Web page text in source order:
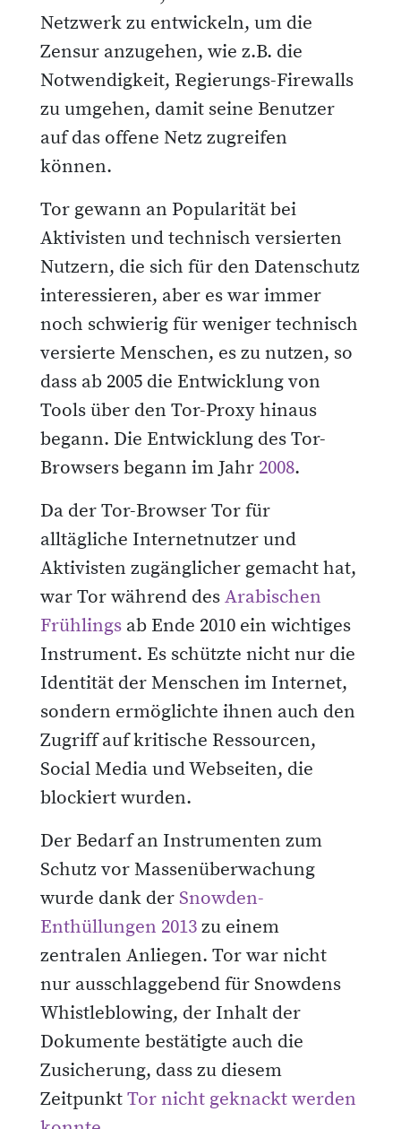
Netzwerk zu entwickeln, um die
Zensur anzugehen, wie z.B. die
Notwendigkeit, Regierungs-Firewalls
zu umgehen, damit seine Benutzer
auf das offene Netz zugreifen
können.
Tor gewann an Popularität bei
Aktivisten und technisch versierten
Nutzern, die sich für den Datenschutz
interessieren, aber es war immer
noch schwierig für weniger technisch
versierte Menschen, es zu nutzen, so
dass ab 2005 die Entwicklung von
Tools über den Tor-Proxy hinaus
begann. Die Entwicklung des Tor-
Browsers begann im Jahr 2008.
Da der Tor-Browser Tor für
alltägliche Internetnutzer und
Aktivisten zugänglicher gemacht hat,
war Tor während desArabischen
Frühlings ab Ende 2010 ein wichtiges
Instrument. Es schützte nicht nur die
Identität der Menschen im Internet,
sondern ermöglichte ihnen auch den
Zugriff auf kritische Ressourcen,
Social Media und Webseiten, die
blockiert wurden.
Der Bedarf an Instrumenten zum
Schutz vor Massenüberwachung
wurde dank derSnowden-
Enthüllungen 2013zu einem
zentralen Anliegen. Tor war nicht
nur ausschlaggebend für Snowdens
Whistleblowing, der Inhalt der
Dokumente bestätigte auch die
Zusicherung, dass zu diesem
ZeitpunktTor nicht geknackt werden